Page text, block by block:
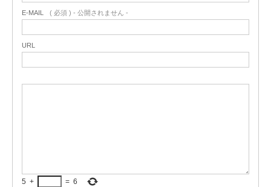
E-MAIL ( 必須 ) - 公開されません -
URL
5 + = 6